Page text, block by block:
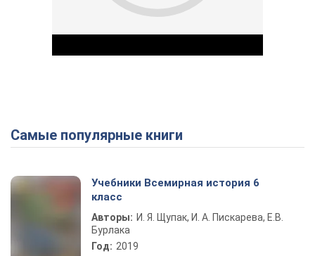
Play Video
Самые популярные книги
Учебники Всемирная история 6
класс
Авторы: И. Я. Щупак, И. А. Пискарева, Е.В.
Бурлака
Год: 2019